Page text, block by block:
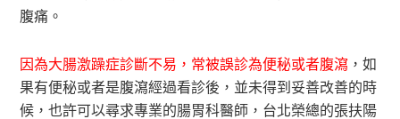
腹痛。
因為大腸激躁症診斷不易，常被誤診為便秘或者腹瀉 ，如
果有便秘或者是腹瀉經過看診後，並未得到妥善改善的時
候，也許可以尋求專業的腸胃科醫師，台北榮總的張扶陽